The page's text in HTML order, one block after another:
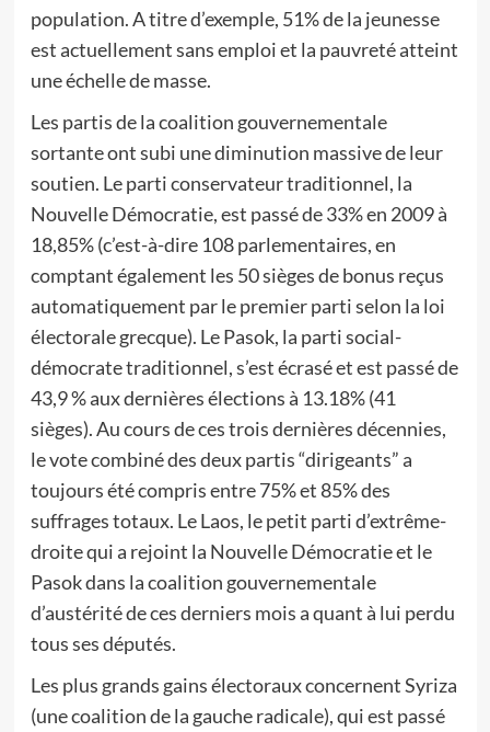
population. A titre d’exemple, 51% de la jeunesse
est actuellement sans emploi et la pauvreté atteint
une échelle de masse.
Les partis de la coalition gouvernementale
sortante ont subi une diminution massive de leur
soutien. Le parti conservateur traditionnel, la
Nouvelle Démocratie, est passé de 33% en 2009 à
18,85% (c’est-à-dire 108 parlementaires, en
comptant également les 50 sièges de bonus reçus
automatiquement par le premier parti selon la loi
électorale grecque). Le Pasok, la parti social-
démocrate traditionnel, s’est écrasé et est passé de
43,9 % aux dernières élections à 13.18% (41
sièges). Au cours de ces trois dernières décennies,
le vote combiné des deux partis “dirigeants” a
toujours été compris entre 75% et 85% des
suffrages totaux. Le Laos, le petit parti d’extrême-
droite qui a rejoint la Nouvelle Démocratie et le
Pasok dans la coalition gouvernementale
d’austérité de ces derniers mois a quant à lui perdu
tous ses députés.
Les plus grands gains électoraux concernent Syriza
(une coalition de la gauche radicale), qui est passé